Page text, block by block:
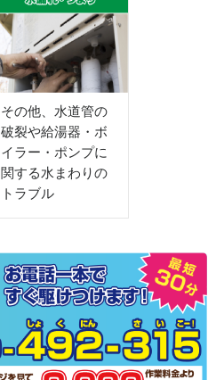
その他、水道管の
破裂や給湯器・ボ
イラー・ポンプに
関する水まわりの
トラブル